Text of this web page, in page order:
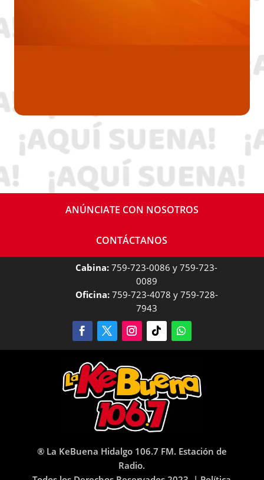
ANÚNCIATE CON NOSOTROS
CONTÁCTANOS
Cabina: 759-723-0086 y 759-723-
0089
Oficina:759-723-4078 y 759-728-
7943
® La KeBuena Hidalgo 106.7 FM. Estación de
Radio.